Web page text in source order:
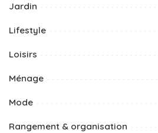
Jardin
Lifestyle
Loisirs
Ménage
Mode
Rangement & organisation